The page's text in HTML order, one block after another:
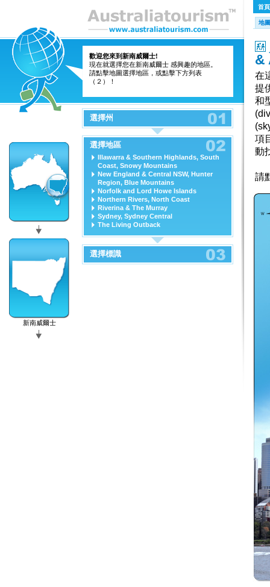
歡迎您來到新南威爾士!
現在就選擇您在新南威爾士 感興趣的地區。
請點擊地圖選擇地區，或點擊下方列表
（２）！
新南威爾士
選擇州
選擇地區
Illawarra & Southern Highlands, South
Coast, Snowy Mountains
New England & Central NSW, Hunter
Region, Blue Mountains
Norfolk and Lord Howe Islands
Northern Rivers, North Coast
Riverina & The Murray
Sydney, Sydney Central
The Living Outback
選擇標識
首頁
地圖
&
在
提
和
項
動
請